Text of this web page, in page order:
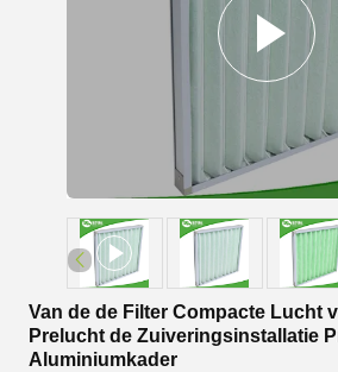
Van de de Filter Compacte Lucht
Prelucht de Zuiveringsinstallatie
Aluminiumkader